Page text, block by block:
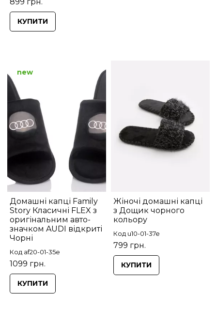
КУПИТИ
Домашні капці Family
Story Класичні FLEX з
оригінальним авто-
значком AUDI відкриті
Чорні
Код af20-01-35e
1099 грн.
new
КУПИТИ
Жіночі домашні капці
з Дощик чорного
кольору
Код u10-01-37e
799 грн.
КУПИТИ